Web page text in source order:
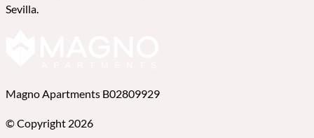
Sevilla.
Magno Apartments B02809929
© Copyright 2026